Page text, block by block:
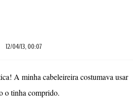
12/04/13, 00:07
A minha cabeleireira costumava usar
o tinha comprido.